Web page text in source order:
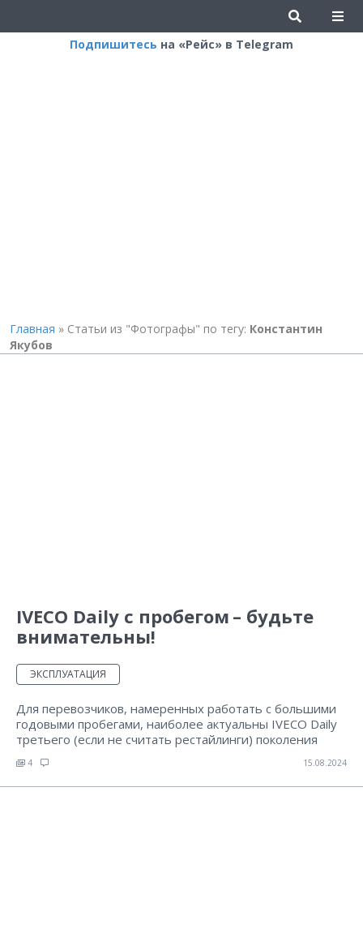
Подпишитесь на «Рейс» в Telegram
Главная » Статьи из "Фотографы" по тегу: Константин
Якубов
IVECO Daily с пробегом – будьте
внимательны!
ЭКСПЛУАТАЦИЯ
Для перевозчиков, намеренных работать с большими
годовыми пробегами, наиболее актуальны IVECO Daily
третьего (если не считать рестайлинги) поколения
4 15.08.2024